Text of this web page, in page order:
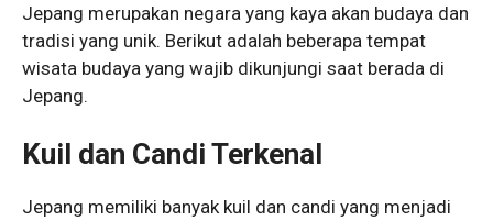
Jepang merupakan negara yang kaya akan budaya dan
tradisi yang unik. Berikut adalah beberapa tempat
wisata budaya yang wajib dikunjungi saat berada di
Jepang.
Kuil dan Candi Terkenal
Jepang memiliki banyak kuil dan candi yang menjadi